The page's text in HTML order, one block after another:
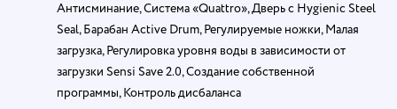
Антисминание, Система «Quattro», Дверь с Hygienic Steel
Seal, Барабан Active Drum, Регулируемые ножки, Малая
загрузка, Регулировка уровня воды в зависимости от
загрузки Sensi Save 2.0, Создание собственной
программы, Контроль дисбаланса